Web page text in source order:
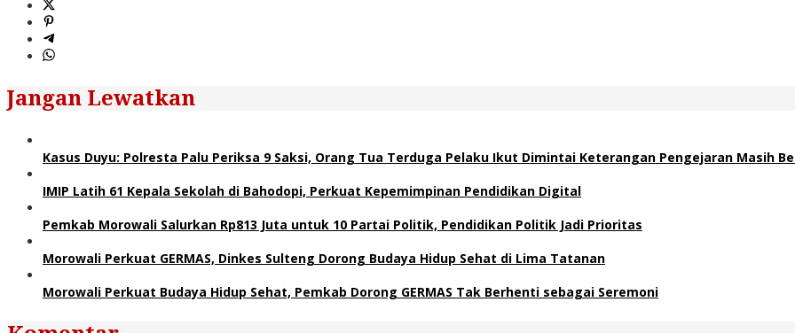
Jangan Lewatkan
Kasus Duyu: Polresta Palu Periksa 9 Saksi, Orang Tua Terduga Pelaku Ikut Dimintai Keterangan Pengejaran Masih
IMIP Latih 61 Kepala Sekolah di Bahodopi, Perkuat Kepemimpinan Pendidikan Digital
Pemkab Morowali Salurkan Rp813 Juta untuk 10 Partai Politik, Pendidikan Politik Jadi Prioritas
Morowali Perkuat GERMAS, Dinkes Sulteng Dorong Budaya Hidup Sehat di Lima Tatanan
Morowali Perkuat Budaya Hidup Sehat, Pemkab Dorong GERMAS Tak Berhenti sebagai Seremoni